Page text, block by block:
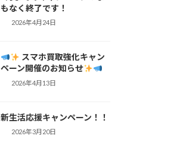
もなく終了です！
2026年4月24日
スマホ買取強化キャン
ペーン開催のお知らせ
2026年4月13日
新生活応援キャンペーン！！
2026年3月20日